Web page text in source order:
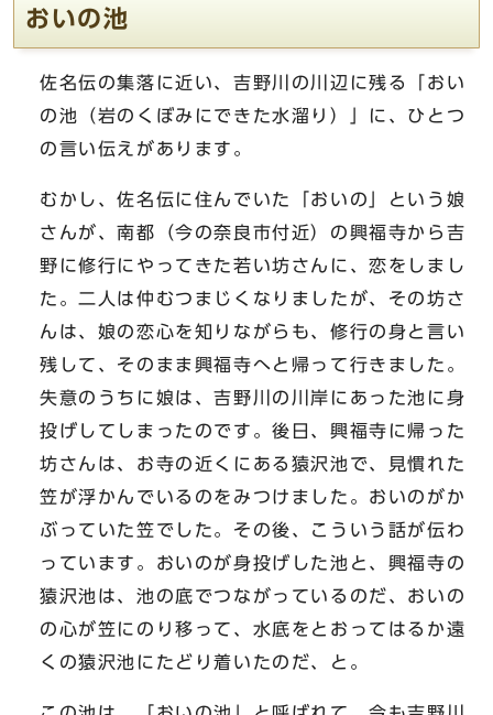
おいの池
佐名伝の集落に近い、吉野川の川辺に残る「おい
の池（岩のくぼみにできた水溜り）」に、ひとつ
の言い伝えがあります。
むかし、佐名伝に住んでいた「おいの」という娘
さんが、南都（今の奈良市付近）の興福寺から吉
野に修行にやってきた若い坊さんに、恋をしまし
た。二人は仲むつまじくなりましたが、その坊さ
んは、娘の恋心を知りながらも、修行の身と言い
残して、そのまま興福寺へと帰って行きました。
失意のうちに娘は、吉野川の川岸にあった池に身
投げしてしまったのです。後日、興福寺に帰った
坊さんは、お寺の近くにある猿沢池で、見慣れた
笠が浮かんでいるのをみつけました。おいのがか
ぶっていた笠でした。その後、こういう話が伝わ
っています。おいのが身投げした池と、興福寺の
猿沢池は、池の底でつながっているのだ、おいの
の心が笠にのり移って、水底をとおってはるか遠
くの猿沢池にたどり着いたのだ、と。